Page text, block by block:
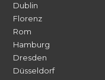
Dublin
Florenz
Rom
Hamburg
Dresden
Düsseldorf